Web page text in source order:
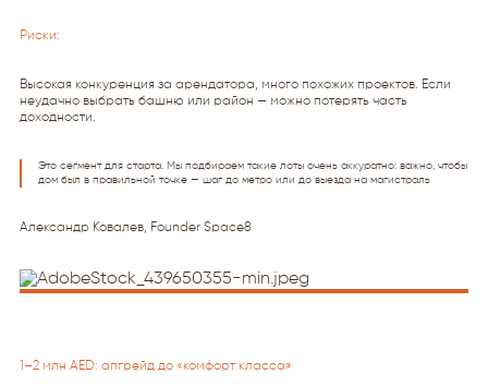
Риски:
Высокая конкуренция за арендатора, много похожих проектов. Если
неудачно выбрать башню или район — можно потерять часть
доходности.
Это сегмент для старта. Мы подбираем такие лоты очень аккуратно: важно, чтобы
дом был в правильной точке — шаг до метро или до выезда на магистраль
Александр Ковалев, Founder Space8
1–2 млн AED: апгрейд до «комфорт класса»